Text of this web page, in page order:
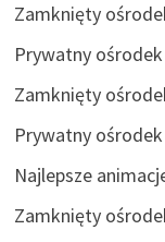
Zamknięty
Prywatny
Zamknięty
Prywatny
Najlepsze
Zamknięty